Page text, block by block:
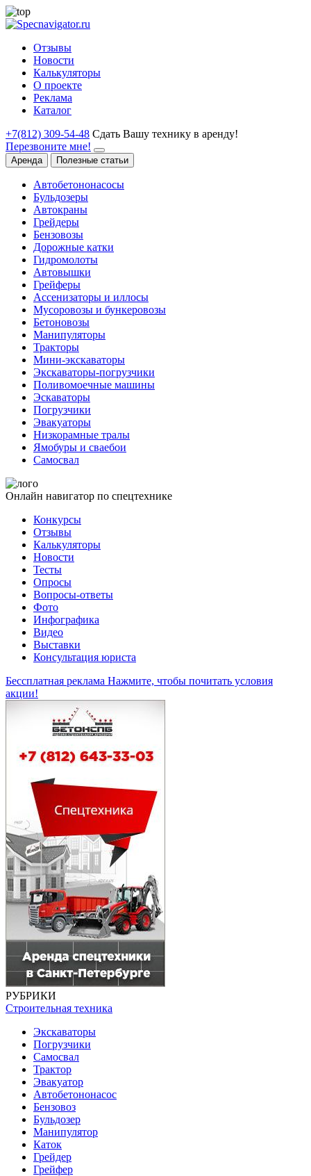
Отзывы
Новости
Калькуляторы
О проекте
Реклама
Каталог
+7(812) 309-54-48 Сдать Вашу технику в аренду!
Перезвоните мне!
Аренда Полезные статьи
Автобетононасосы
Бульдозеры
Автокраны
Грейдеры
Бензовозы
Дорожные катки
Гидромолоты
Автовышки
Грейферы
Ассенизаторы и иллосы
Мусоровозы и бункеровозы
Бетоновозы
Манипуляторы
Тракторы
Мини-экскаваторы
Экскаваторы-погрузчики
Поливомоечные машины
Эскаваторы
Погрузчики
Эвакуаторы
Низкорамные тралы
Ямобуры и сваебои
Самосвал
Онлайн навигатор по спецтехнике
Конкурсы
Отзывы
Калькуляторы
Новости
Тесты
Опросы
Вопросы-ответы
Фото
Инфографика
Видео
Выставки
Консультация юриста
Бессплатная реклама Нажмите, чтобы почитать условия
акции!
РУБРИКИ
Строительная техника
Экскаваторы
Погрузчики
Самосвал
Трактор
Эвакуатор
Автобетононасос
Бензовоз
Бульдозер
Манипулятор
Каток
Грейдер
Грейфер